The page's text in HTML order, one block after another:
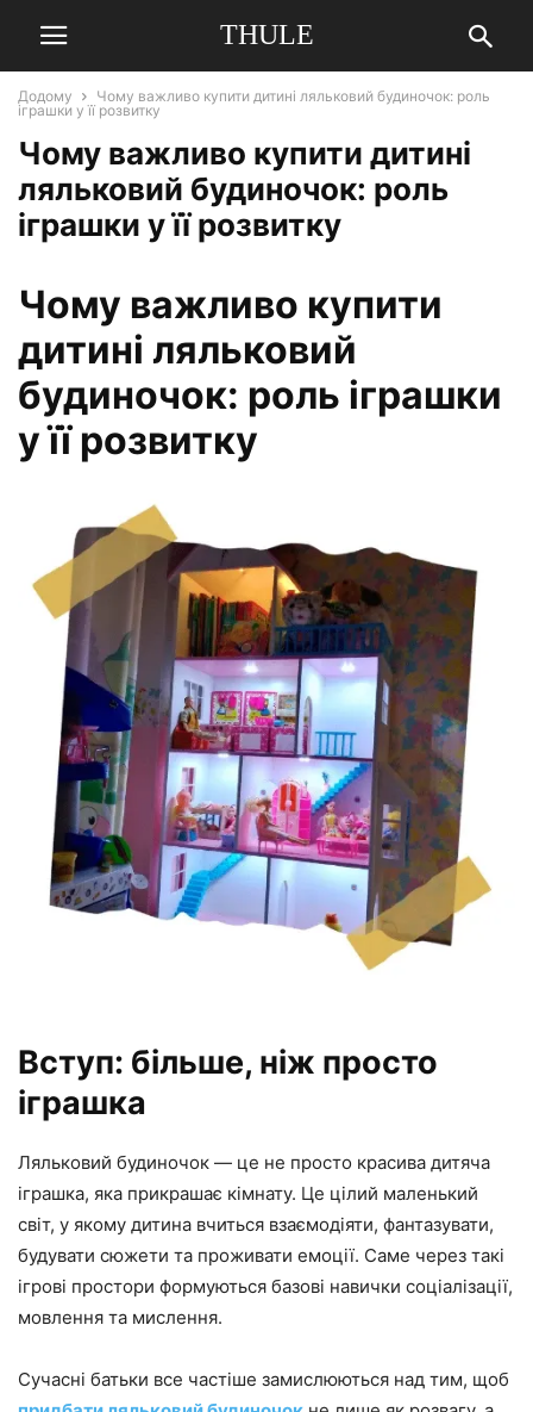
THULE
Додому
Чому важливо купити дитині ляльковий будиночок: роль
іграшки у її розвитку
Чому важливо купити дитині
ляльковий будиночок: роль
іграшки у її розвитку
Чому важливо купити
дитині ляльковий
будиночок: роль іграшки
у її розвитку
Вступ: більше, ніж просто
іграшка
Ляльковий будиночок — це не просто красива дитяча
іграшка, яка прикрашає кімнату. Це цілий маленький
світ, у якому дитина вчиться взаємодіяти, фантазувати,
будувати сюжети та проживати емоції. Саме через такі
ігрові простори формуються базові навички соціалізації,
мовлення та мислення.
Сучасні батьки все частіше замислюються над тим, щоб